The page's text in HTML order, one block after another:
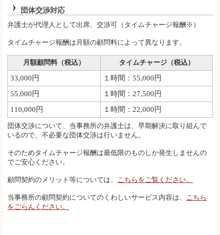
団体交渉対応
弁護士が代理人として出席、交渉可（タイムチャージ報酬※）
タイムチャージ報酬は月額の顧問料によって異なります。
月額顧問料（税込） タイムチャージ（税込）
33,000円
１時間：55,000円
55,000円
１時間：27,500円
110,000円
１時間：22,000円
団体交渉について、当事務所の弁護士は、早期解決に取り組んで
いるので、不必要な団体交渉は行いません。
そのためタイムチャージ報酬は最低限のものしか発生しませんの
でご安心ください。
顧問契約のメリット等については、 こちらをご覧ください。
当事務所の顧問契約についてのくわしいサービス内容は、
こちら
をごらんください。